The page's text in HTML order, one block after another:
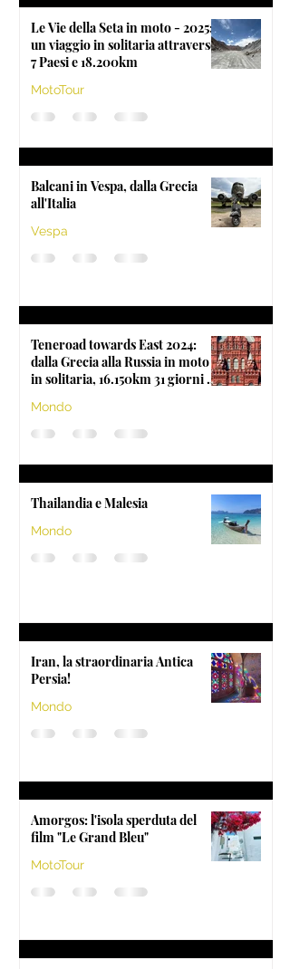
Le Vie della Seta in moto - 2025:
un viaggio in solitaria attraverso
7 Paesi e 18.200km
MotoTour
Balcani in Vespa, dalla Grecia
all'Italia
Vespa
Teneroad towards East 2024:
dalla Grecia alla Russia in moto
in solitaria, 16.150km 31 giorni e
Mondo
Thailandia e Malesia
Mondo
Iran, la straordinaria Antica
Persia!
Mondo
Amorgos: l'isola sperduta del
film "Le Grand Bleu"
MotoTour